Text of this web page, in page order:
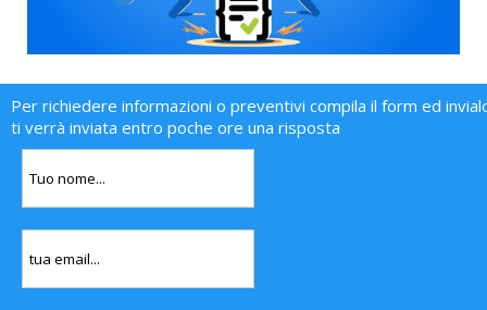
Per richiedere informazioni o preventivi compila il form ed
ti verrà inviata entro poche ore una risposta